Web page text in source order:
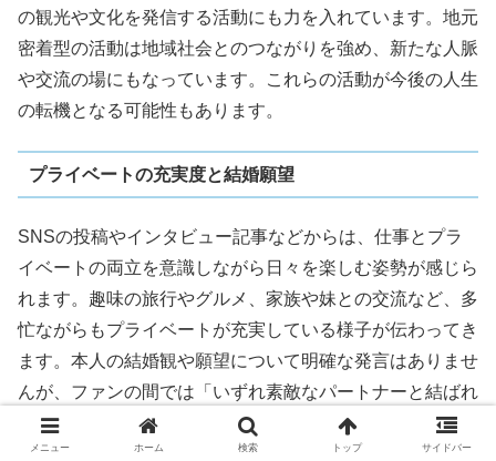
の観光や文化を発信する活動にも力を入れています。地元
密着型の活動は地域社会とのつながりを強め、新たな人脈
や交流の場にもなっています。これらの活動が今後の人生
の転機となる可能性もあります。
プライベートの充実度と結婚願望
SNSの投稿やインタビュー記事などからは、仕事とプラ
イベートの両立を意識しながら日々を楽しむ姿勢が感じら
れます。趣味の旅行やグルメ、家族や妹との交流など、多
忙ながらもプライベートが充実している様子が伝わってき
ます。本人の結婚観や願望について明確な発言はありませ
んが、ファンの間では「いずれ素敵なパートナーと結ばれ
る日が来るのでは」と前向きに受け止められています。
メニュー ホーム 検索 トップ サイドバー